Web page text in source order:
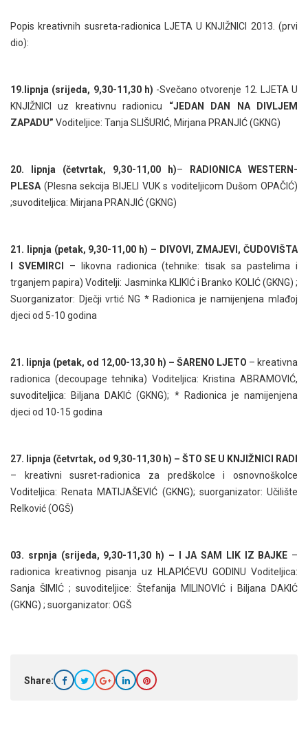
Popis kreativnih susreta-radionica LJETA U KNJIŽNICI 2013. (prvi
dio):
19.lipnja (srijeda, 9,30-11,30 h) -Svečano otvorenje 12. LJETA U
KNJIŽNICI uz kreativnu radionicu “JEDAN DAN NA DIVLJEM
ZAPADU” Voditeljice: Tanja SLIŠURIĆ, Mirjana PRANJIĆ (GKNG)
20. lipnja (četvrtak, 9,30-11,00 h)– RADIONICA WESTERN-
PLESA (Plesna sekcija BIJELI VUK s voditeljicom Dušom OPAČIĆ)
;suvoditeljica: Mirjana PRANJIĆ (GKNG)
21. lipnja (petak, 9,30-11,00 h) – DIVOVI, ZMAJEVI, ČUDOVIŠTA
I SVEMIRCI – likovna radionica (tehnike: tisak sa pastelima i
trganjem papira) Voditelji: Jasminka KLIKIĆ i Branko KOLIĆ (GKNG) ;
Suorganizator: Dječji vrtić NG * Radionica je namijenjena mlađoj
djeci od 5-10 godina
21. lipnja (petak, od 12,00-13,30 h) – ŠARENO LJETO – kreativna
radionica (decoupage tehnika) Voditeljica: Kristina ABRAMOVIĆ,
suvoditeljica: Biljana DAKIĆ (GKNG); * Radionica je namijenjena
djeci od 10-15 godina
27. lipnja (četvrtak, od 9,30-11,30 h) – ŠTO SE U KNJIŽNICI RADI
– kreativni susret-radionica za predškolce i osnovnoškolce
Voditeljica: Renata MATIJAŠEVIĆ (GKNG); suorganizator: Učilište
Relković (OGŠ)
03. srpnja (srijeda, 9,30-11,30 h) – I JA SAM LIK IZ BAJKE –
radionica kreativnog pisanja uz HLAPIĆEVU GODINU Voditeljica:
Sanja ŠIMIĆ ; suvoditeljice: Štefanija MILINOVIĆ i Biljana DAKIĆ
(GKNG) ; suorganizator: OGŠ
Share: